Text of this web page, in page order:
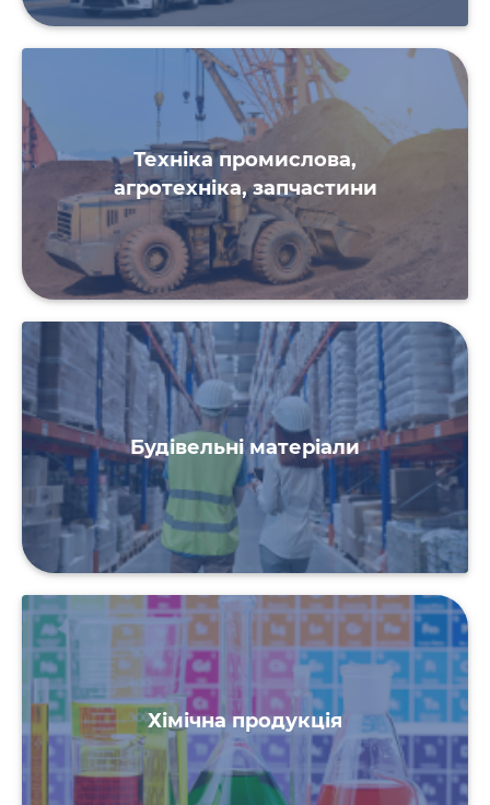
Техніка промислова,
агротехніка, запчастини
Будівельні матеріали
Хімічна продукція